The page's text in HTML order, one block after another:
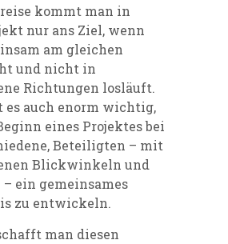
kommt man in
nur ans Ziel, wenn
am gleichen
und nicht in
Richtungen losläuft.
es auch enorm wichtig,
eines Projektes bei
Beteiligten – mit
Blickwinkeln und
ein gemeinsames
zu entwickeln.
man diesen